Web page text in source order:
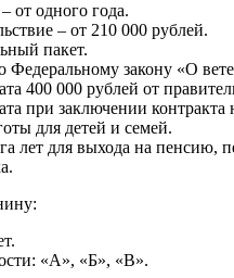
от одного года.
– от 210 000 рублей.
пакет.
Федеральному закону «О
400 000 рублей от
при заключении
для детей и семей.
лет для выхода на пенсию,
«А», «Б», «В».